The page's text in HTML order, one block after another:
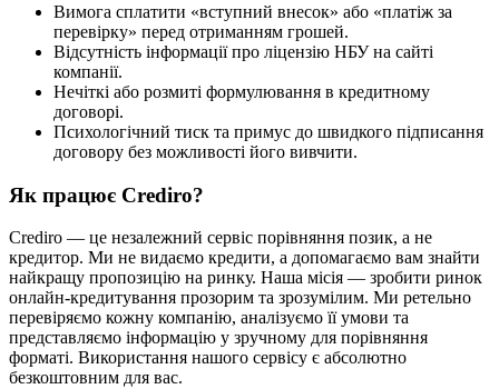
Вимога сплатити «вступний внесок» або «платіж за
перевірку» перед отриманням грошей.
Відсутність інформації про ліцензію НБУ на сайті
компанії.
Нечіткі або розмиті формулювання в кредитному
договорі.
Психологічний тиск та примус до швидкого підписання
договору без можливості його вивчити.
Як працює Crediro?
Crediro — це незалежний сервіс порівняння позик, а не
кредитор. Ми не видаємо кредити, а допомагаємо вам знайти
найкращу пропозицію на ринку. Наша місія — зробити ринок
онлайн-кредитування прозорим та зрозумілим. Ми ретельно
перевіряємо кожну компанію, аналізуємо її умови та
представляємо інформацію у зручному для порівняння
форматі. Використання нашого сервісу є абсолютно
безкоштовним для вас.